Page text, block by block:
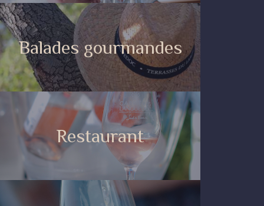
Balades gourmandes
Restaurant